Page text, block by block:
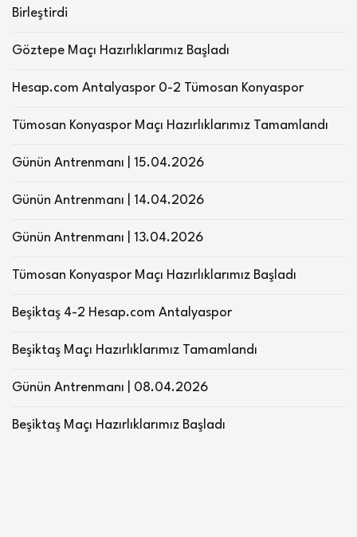
Birleştirdi
Göztepe Maçı Hazırlıklarımız Başladı
Hesap.com Antalyaspor 0-2 Tümosan Konyaspor
Tümosan Konyaspor Maçı Hazırlıklarımız Tamamlandı
Günün Antrenmanı | 15.04.2026
Günün Antrenmanı | 14.04.2026
Günün Antrenmanı | 13.04.2026
Tümosan Konyaspor Maçı Hazırlıklarımız Başladı
Beşiktaş 4-2 Hesap.com Antalyaspor
Beşiktaş Maçı Hazırlıklarımız Tamamlandı
Günün Antrenmanı | 08.04.2026
Beşiktaş Maçı Hazırlıklarımız Başladı